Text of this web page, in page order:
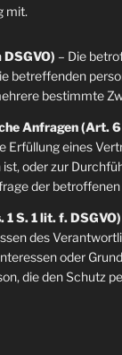
mit.
– Die
betreffenden
bestimmte
Anfragen (Art. 6
Erfüllung eines
oder zur
der betroffenen
S. 1 lit. f. DSGVO)
des
oder
die den Schutz